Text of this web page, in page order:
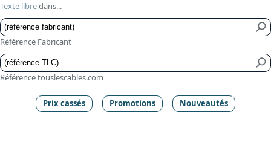
Texte libredans...
Référence Fabricant
Référence touslescables.com
Prix cassés Promotions Nouveautés